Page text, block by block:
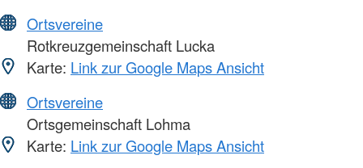
Ortsvereine
Rotkreuzgemeinschaft Lucka
Karte: Link zur Google Maps Ansicht
Ortsvereine
Ortsgemeinschaft Lohma
Karte: Link zur Google Maps Ansicht